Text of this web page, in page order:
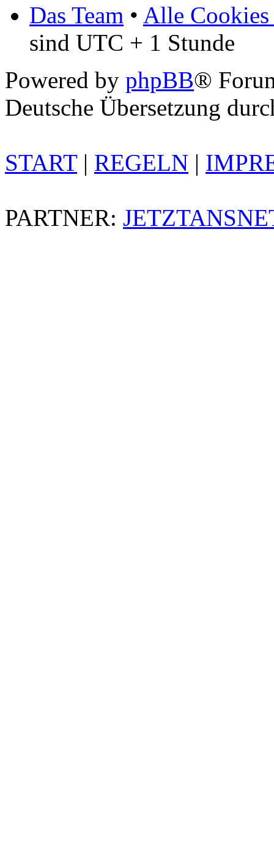
Das Team • Alle Cookies
sind UTC + 1 Stunde
Powered by phpBB®
Deutsche Übersetzung
START| REGELN |
PARTNER: